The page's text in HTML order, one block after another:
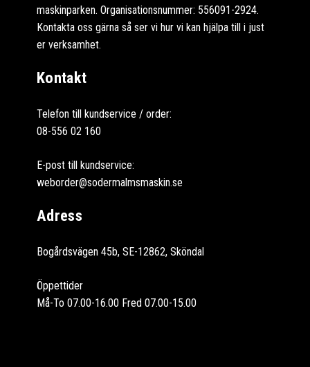
maskinparken. Organisationsnummer: 556091-2924.
Kontakta oss gärna så ser vi hur vi kan hjälpa till i just
er verksamhet.
Kontakt
Telefon till kundservice / order:
08-556 02 160
E-post till kundservice:
weborder@sodermalmsmaskin.se
Adress
Bogårdsvägen 45b, SE-12862, Sköndal
Öppettider
Må-To 07.00-16.00 Fred 07.00-15.00